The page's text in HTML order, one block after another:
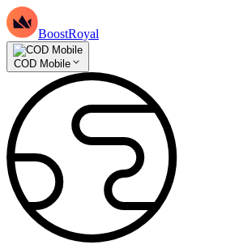
BoostRoyal
COD Mobile